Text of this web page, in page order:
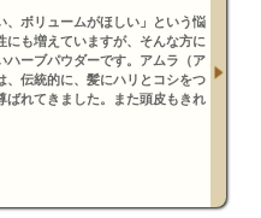
、ボリュームがほしい」という悩
にも増えていますが、そんな方に
ハーブパウダーです。アムラ（ア
、伝統的に、髪にハリとコシをつ
ばれてきました。また頭皮もきれ